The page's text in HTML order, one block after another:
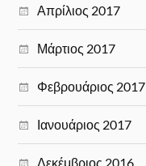
Απρίλιος 2017
Μάρτιος 2017
Φεβρουάριος 2017
Ιανουάριος 2017
Δεκέμβριος 2016